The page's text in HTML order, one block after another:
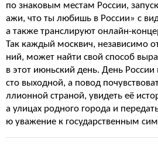
по знаковым местам России,
ажи, что ты любишь в России» с
а также транслируют онлайн-
Так каждый москвич, независимо
ний, может найти свой способ
в этот июньский день. День
сто выходной, а повод
ллионной страной, увидеть её
а улицах родного города и
ю уважение к государственным